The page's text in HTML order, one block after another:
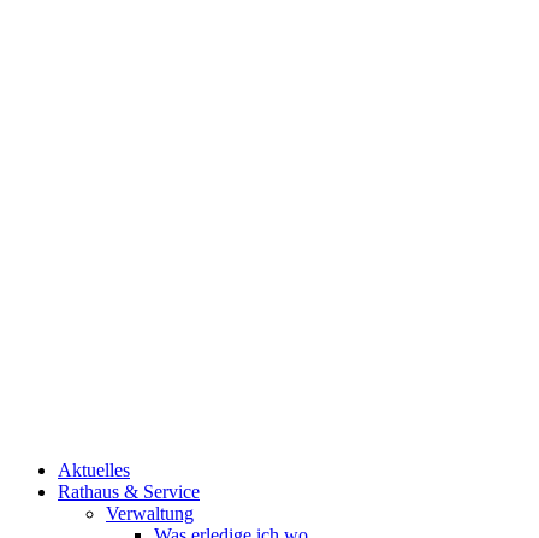
Aktuelles
Rathaus & Service
Verwaltung